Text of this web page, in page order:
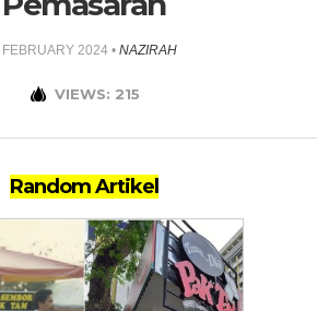
FEBRUARY 2024 • NAZIRAH
VIEWS: 215
Random Artikel